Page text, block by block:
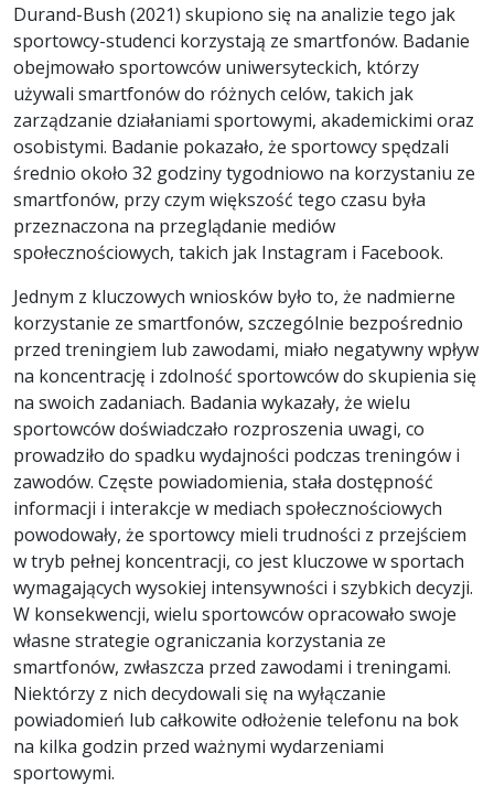
Durand-Bush (2021) skupiono się na analizie tego jak
sportowcy-studenci korzystają ze smartfonów. Badanie
obejmowało sportowców uniwersyteckich, którzy
używali smartfonów do różnych celów, takich jak
zarządzanie działaniami sportowymi, akademickimi oraz
osobistymi. Badanie pokazało, że sportowcy spędzali
średnio około 32 godziny tygodniowo na korzystaniu ze
smartfonów, przy czym większość tego czasu była
przeznaczona na przeglądanie mediów
społecznościowych, takich jak Instagram i Facebook.
Jednym z kluczowych wniosków było to, że nadmierne
korzystanie ze smartfonów, szczególnie bezpośrednio
przed treningiem lub zawodami, miało negatywny wpływ
na koncentrację i zdolność sportowców do skupienia się
na swoich zadaniach. Badania wykazały, że wielu
sportowców doświadczało rozproszenia uwagi, co
prowadziło do spadku wydajności podczas treningów i
zawodów. Częste powiadomienia, stała dostępność
informacji i interakcje w mediach społecznościowych
powodowały, że sportowcy mieli trudności z przejściem
w tryb pełnej koncentracji, co jest kluczowe w sportach
wymagających wysokiej intensywności i szybkich decyzji.
W konsekwencji, wielu sportowców opracowało swoje
własne strategie ograniczania korzystania ze
smartfonów, zwłaszcza przed zawodami i treningami.
Niektórzy z nich decydowali się na wyłączanie
powiadomień lub całkowite odłożenie telefonu na bok
na kilka godzin przed ważnymi wydarzeniami
sportowymi.